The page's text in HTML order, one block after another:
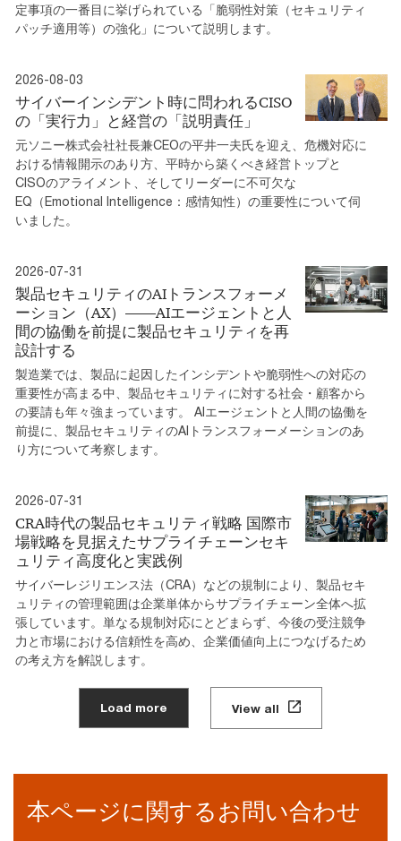
定事項の一番目に挙げられている「脆弱性対策（セキュリティ
パッチ適用等）の強化」について説明します。
2026-08-03
サイバーインシデント時に問われるCISO
の「実行力」と経営の「説明責任」
元ソニー株式会社社長兼CEOの平井一夫氏を迎え、危機対応に
おける情報開示のあり方、平時から築くべき経営トップと
CISOのアライメント、そしてリーダーに不可欠な
EQ（Emotional Intelligence：感情知性）の重要性について伺
いました。
2026-07-31
製品セキュリティのAIトランスフォーメ
ーション（AX）――AIエージェントと人
間の協働を前提に製品セキュリティを再
設計する
製造業では、製品に起因したインシデントや脆弱性への対応の
重要性が高まる中、製品セキュリティに対する社会・顧客から
の要請も年々強まっています。 AIエージェントと人間の協働を
前提に、製品セキュリティのAIトランスフォーメーションのあ
り方について考察します。
2026-07-31
CRA時代の製品セキュリティ戦略 国際市
場戦略を見据えたサプライチェーンセキ
ュリティ高度化と実践例
サイバーレジリエンス法（CRA）などの規制により、製品セキ
ュリティの管理範囲は企業単体からサプライチェーン全体へ拡
張しています。単なる規制対応にとどまらず、今後の受注競争
力と市場における信頼性を高め、企業価値向上につなげるため
の考え方を解説します。
Load more View all
本ページに関するお問い合わせ